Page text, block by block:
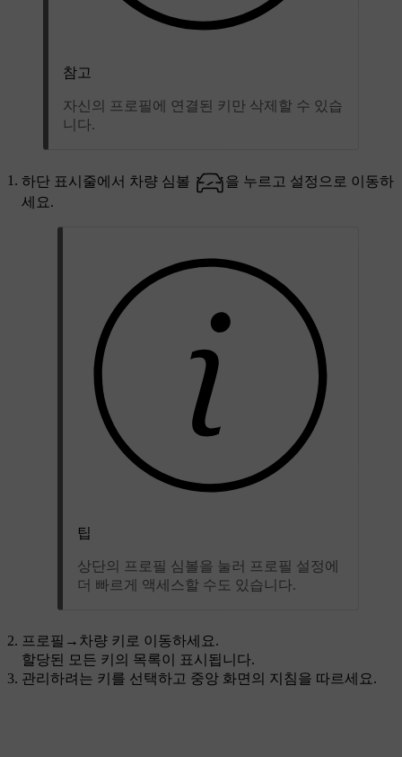
참고
자신의 프로필에 연결된 키만 삭제할 수 있습
니다.
하단 표시줄에서 차량 심볼 을 누르고 설정 으로 이동하
세요.
팁
상단의 프로필 심볼을 눌러 프로필 설정에
더 빠르게 액세스할 수도 있습니다.
프로필 → 차량 키 로 이동하세요.
할당된 모든 키의 목록이 표시됩니다.
관리하려는 키를 선택하고 중앙 화면의 지침을 따르세요.